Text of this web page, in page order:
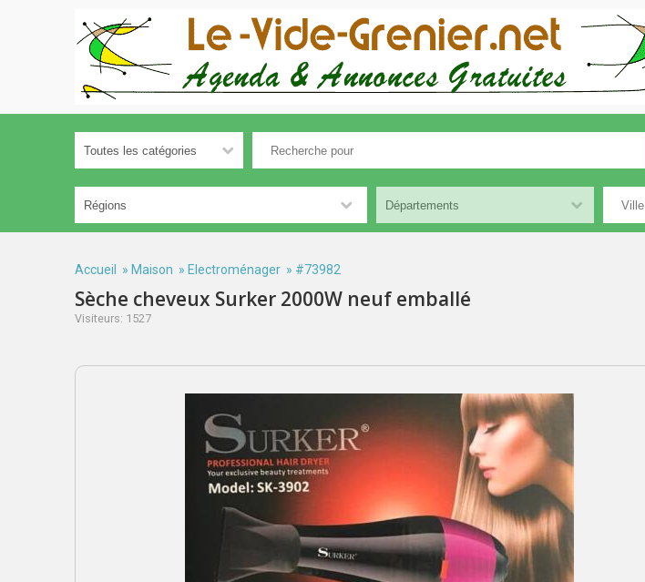
Accueil » Maison » Electroménager » #73982
Sèche cheveux Surker 2000W neuf emballé
Visiteurs: 1527